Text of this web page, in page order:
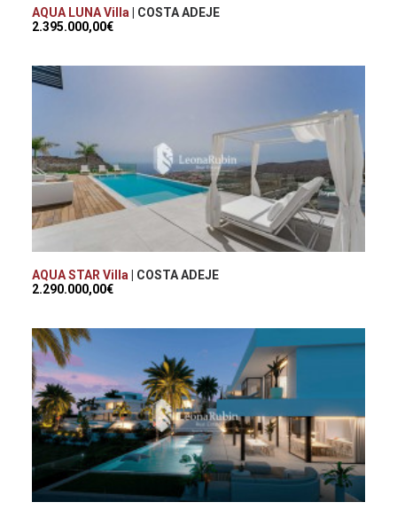
AQUA LUNA Villa | COSTA ADEJE
2.395.000,00€
AQUA STAR Villa | COSTA ADEJE
2.290.000,00€